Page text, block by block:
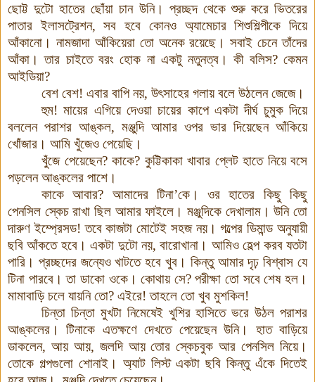
ছোট্ট দুটো হাতের ছোঁয়া চান উনি। প্রচ্ছদ থেকে শুরু করে ভিতরের
পাতার ইলাসট্রেশন, সব হবে কোনও অ্যামেচার শিশুশিল্পীকে দিয়ে
আঁকানো। নামজাদা আঁকিয়েরা তো অনেক রয়েছে। সবাই চেনে তাঁদের
আঁকা। তার চাইতে বরং হোক না একটু নতুনত্ব। কী বলিস? কেমন
আইডিয়া?
বেশ বেশ! এবার বাপি নয়, উৎসাহের গলায় বলে উঠলেন জেজে।
হুম! মায়ের এগিয়ে দেওয়া চায়ের কাপে একটা দীর্ঘ চুমুক দিয়ে
বললেন পরাশর আঙ্কল, মঞ্জুদি আমার ওপর ভার দিয়েছেন আঁকিয়ে
খোঁজার। আমি খুঁজেও পেয়েছি।
খুঁজে পেয়েছেন? কাকে? কুট্টিকাকা খাবার প্লেট হাতে নিয়ে বসে
পড়লেন আঙ্কলের পাশে।
কাকে আবার? আমাদের টিনা’কে।ওর হাতের কিছু কিছু
পেনসিল স্কেচ রাখা ছিল আমার ফাইলে। মঞ্জুদিকে দেখালাম। উনি তো
দারুণ ইম্প্রেসড!তবে কাজটা মোটেই সহজ নয়। গল্পের ডিমান্ড অনুযায়ী
ছবি আঁকতে হবে। একটা দুটো নয়, বারোখানা। আমিও হেল্প করব যতটা
পারি। প্রচ্ছদের জন্যেও খাটতে হবে খুব। কিন্তু আমার দৃঢ় বিশ্বাস যে
টিনা পারবে। তা ডাকো ওকে। কোথায় সে? পরীক্ষা তো সবে শেষ হল।
মামাবাড়ি চলে যায়নি তো? এইরে! তাহলে তো খুব মুশকিল!
চিন্তা চিন্তা মুখটা নিমেষেই খুশির হাসিতে ভরে উঠল পরাশর
আঙ্কলের। টিনাকে এতক্ষণে দেখতে পেয়েছেন উনি। হাত বাড়িয়ে
ডাকলেন, আয় আয়, জলদি আয় তোর স্কেচবুক আর পেনসিল নিয়ে।
তোকে গল্পগুলো শোনাই। অ্যাট লিস্ট একটা ছবি কিন্তু এঁকে দিতেই